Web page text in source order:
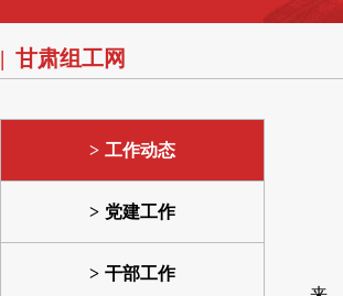
甘肃组工网
工作动态
党建工作
干部工作